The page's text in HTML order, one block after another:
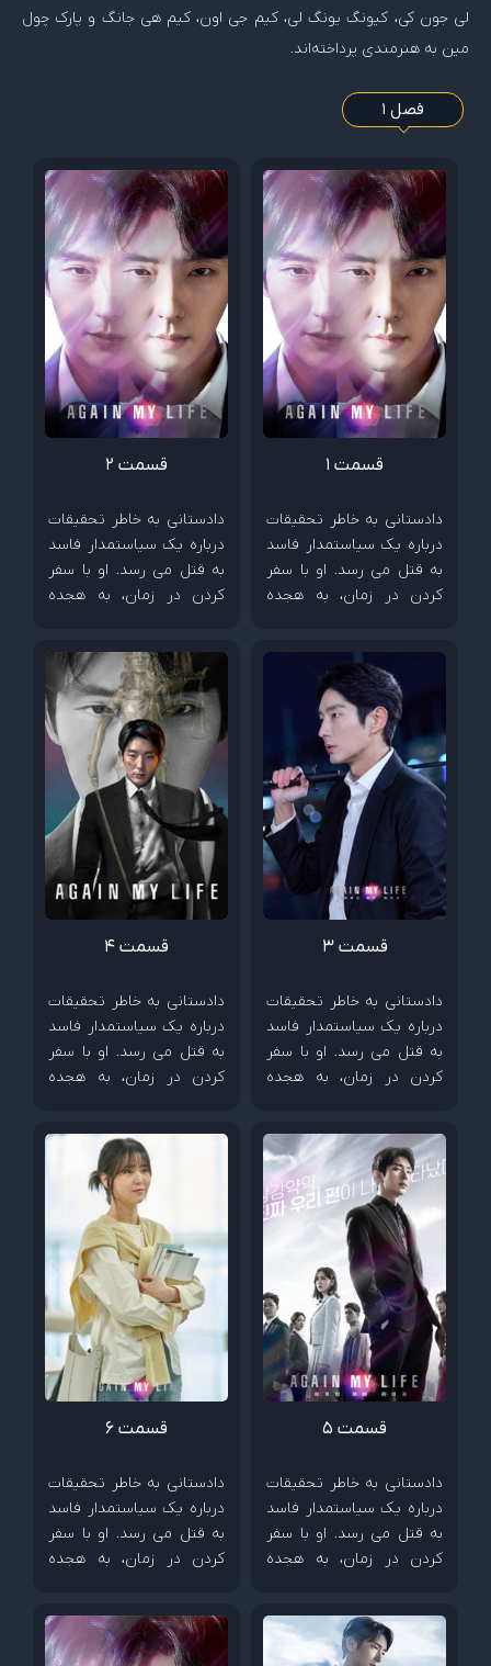
لی جون کی، کیونگ یونگ لی، کیم جی اون، کیم هی جانگ و پارک چول
مین به هنرمندی پرداخته‌اند.
فصل 1
قسمت 1
دادستانی به خاطر تحقیقات
درباره یک سیاستمدار فاسد
به قتل می رسد. او با سفر
کردن در زمان، به هجده
قسمت 2
دادستانی به خاطر تحقیقات
درباره یک سیاستمدار فاسد
به قتل می رسد. او با سفر
کردن در زمان، به هجده
شود.
قسمت 3
دادستانی به خاطر تحقیقات
درباره یک سیاستمدار فاسد
به قتل می رسد. او با سفر
کردن در زمان، به هجده
شود.
قسمت 4
دادستانی به خاطر تحقیقات
درباره یک سیاستمدار فاسد
به قتل می رسد. او با سفر
کردن در زمان، به هجده
قسمت 5
دادستانی به خاطر تحقیقات
درباره یک سیاستمدار فاسد
به قتل می رسد. او با سفر
کردن در زمان، به هجده
شود.
قسمت 6
دادستانی به خاطر تحقیقات
درباره یک سیاستمدار فاسد
به قتل می رسد. او با سفر
کردن در زمان، به هجده
شود.